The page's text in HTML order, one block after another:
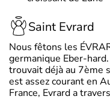
Saint Evrard
Nous fêtons les
germanique Eber-
trouvait déjà au 7ème
est assez courant en
France, Evrard a